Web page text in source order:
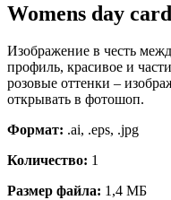
Womens day
Изображение в честь
профиль, красивое и
розовые оттенки –
открывать в фотошоп.
Формат: .ai, .eps, .jpg
Количество: 1
Размер файла: 1,4 МБ